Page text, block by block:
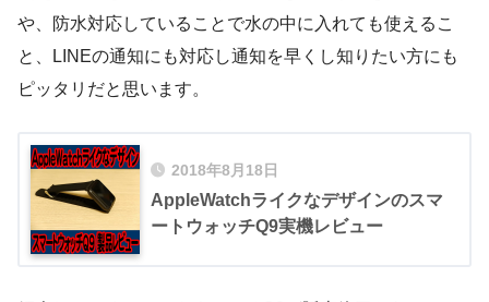
や、防水対応していることで水の中に入れても使えるこ
と、LINEの通知にも対応し通知を早くし知りたい方にも
ピッタリだと思います。
2018年8月18日
AppleWatchライクなデザインのスマ
ートウォッチQ9実機レビュー